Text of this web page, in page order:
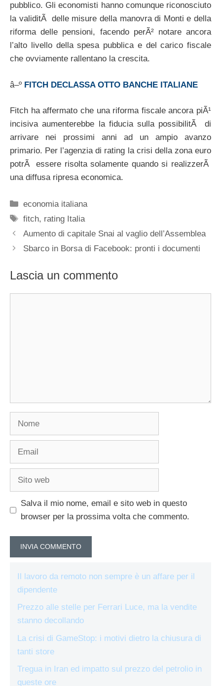
pubblico. Gli economisti hanno comunque riconosciuto
la validitÃ delle misure della manovra di Monti e della
riforma delle pensioni, facendo perÃ² notare ancora
l’alto livello della spesa pubblica e del carico fiscale
che ovviamente rallentano la crescita.
â–º FITCH DECLASSA OTTO BANCHE ITALIANE
Fitch ha affermato che una riforma fiscale ancora piÃ¹
incisiva aumenterebbe la fiducia sulla possibilitÃ di
arrivare nei prossimi anni ad un ampio avanzo
primario. Per l’agenzia di rating la crisi della zona euro
potrÃ essere risolta solamente quando si realizzerÃ
una diffusa ripresa economica.
Categorie
economia italiana
Tag
fitch, rating Italia
Aumento di capitale Snai al vaglio dell’Assemblea
Sbarco in Borsa di Facebook: pronti i documenti
Lascia un commento
Nome
Email
Sito
Salva il mio nome, email e sito web in questo
browser per la prossima volta che commento.
Il lavoro da remoto non sempre è un affare per il
dipendente
Prezzo alle stelle per Ferrari Luce, ma la vendite
stanno decollando
La crisi di GameStop: i motivi dietro la chiusura di
tanti store
Tregua in Iran ed impatto sul prezzo del petrolio in
queste ore